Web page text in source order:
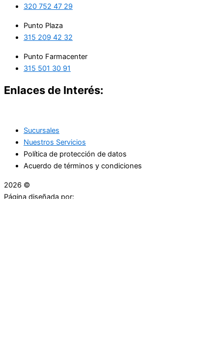
320 752 47 29
Punto Plaza
315 209 42 32
Punto Farmacenter
315 501 30 91
Enlaces de Interés:
Sucursales
Nuestros Servicios
Política de protección de datos
Acuerdo de términos y condiciones
2026 ©
Página diseñada por: